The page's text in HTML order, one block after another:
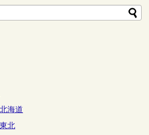
海道
北